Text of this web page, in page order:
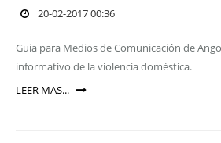
20-02-2017 00:36
Guia para Medios de Comunicación de
informativo de la violencia doméstica.
LEER MAS...